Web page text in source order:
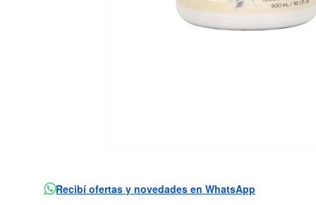
Recibí ofertas y novedades en WhatsApp